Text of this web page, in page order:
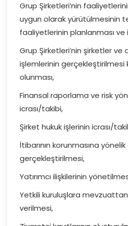
Grup Şirketleri’nin
uygun olarak yürütülmesinin
faaliyetlerinin planlanması ve
Grup Şirketleri’nin şirketler ve
işlemlerinin
olunması,
Finansal raporlama ve risk
icrası/takibi,
Şirket hukuk işlerinin icrası/
İtibarının korunmasına yönelik
gerçekleştirilmesi,
Yatırımcı ilişkilerinin
Yetkili kuruluşlara mevzuattan
verilmesi,